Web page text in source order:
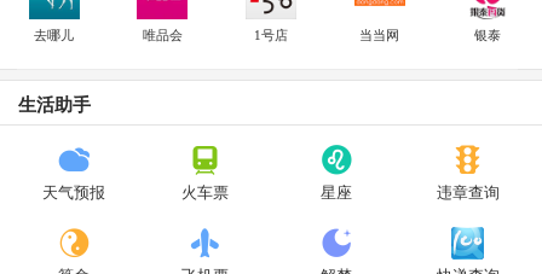
去哪儿 唯品会 1号店 当当网 银泰
生活助手
天气预报 火车票 星座 违章查询